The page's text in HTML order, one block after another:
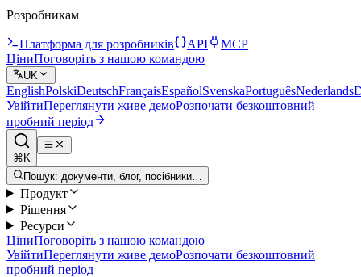
Розробникам
Платформа для розробників API
MCP
ЦіниПоговоріть з нашою командою
UK
EnglishPolskiDeutschFrançaisEspañolSvenskaPortuguêsNederlands
УвійтиПереглянути живе демоРозпочати безкоштовний
пробний період
⌘K
Пошук: документи, блог, посібники…
Продукт
Рішення
Ресурси
ЦіниПоговоріть з нашою командою
УвійтиПереглянути живе демоРозпочати безкоштовний
пробний період